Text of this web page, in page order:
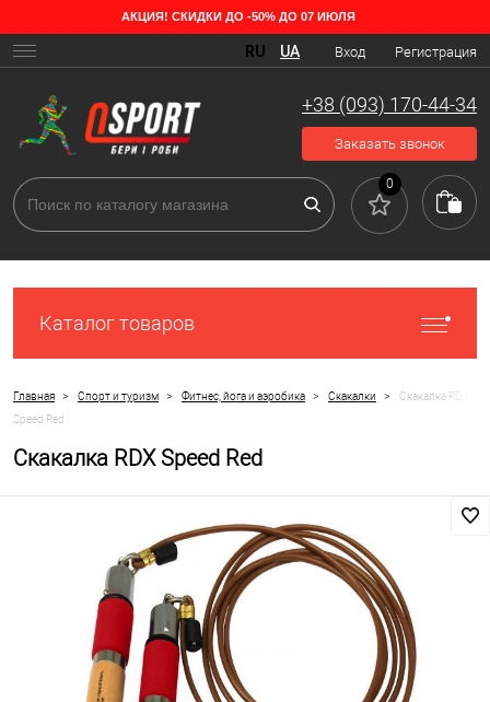
АКЦИЯ! СКИДКИ ДО -50% ДО 07 ИЮЛЯ
Вход Регистрация
RU UA
+38 (093) 170-44-34
Заказать звонок
0
Каталог товаров
Главная > Спорт и туризм > Фитнес, йога и аэробика > Скакалки >
Скакалка RDX
Speed Red
Скакалка RDX Speed Red